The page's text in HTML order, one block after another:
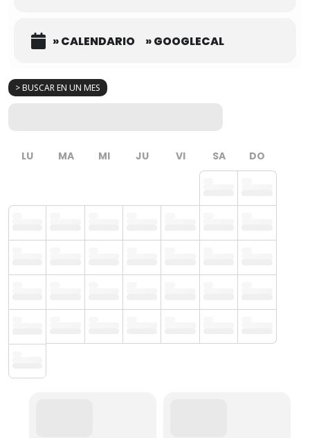
> BUSCAR EN UN MES
LU MA MI JU VI SA DO
» CALENDARIO » GOOGLECAL